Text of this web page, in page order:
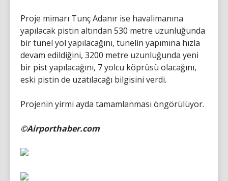
Proje mimarı Tunç Adanır ise havalimanına
yapılacak pistin altından 530 metre uzunluğunda
bir tünel yol yapılacağını, tünelin yapımına hızla
devam edildiğini, 3200 metre uzunluğunda yeni
bir pist yapılacağını, 7 yolcu köprüsü olacağını,
eski pistin de uzatılacağı bilgisini verdi.
Projenin yirmi ayda tamamlanması öngörülüyor.
©Airporthaber.com